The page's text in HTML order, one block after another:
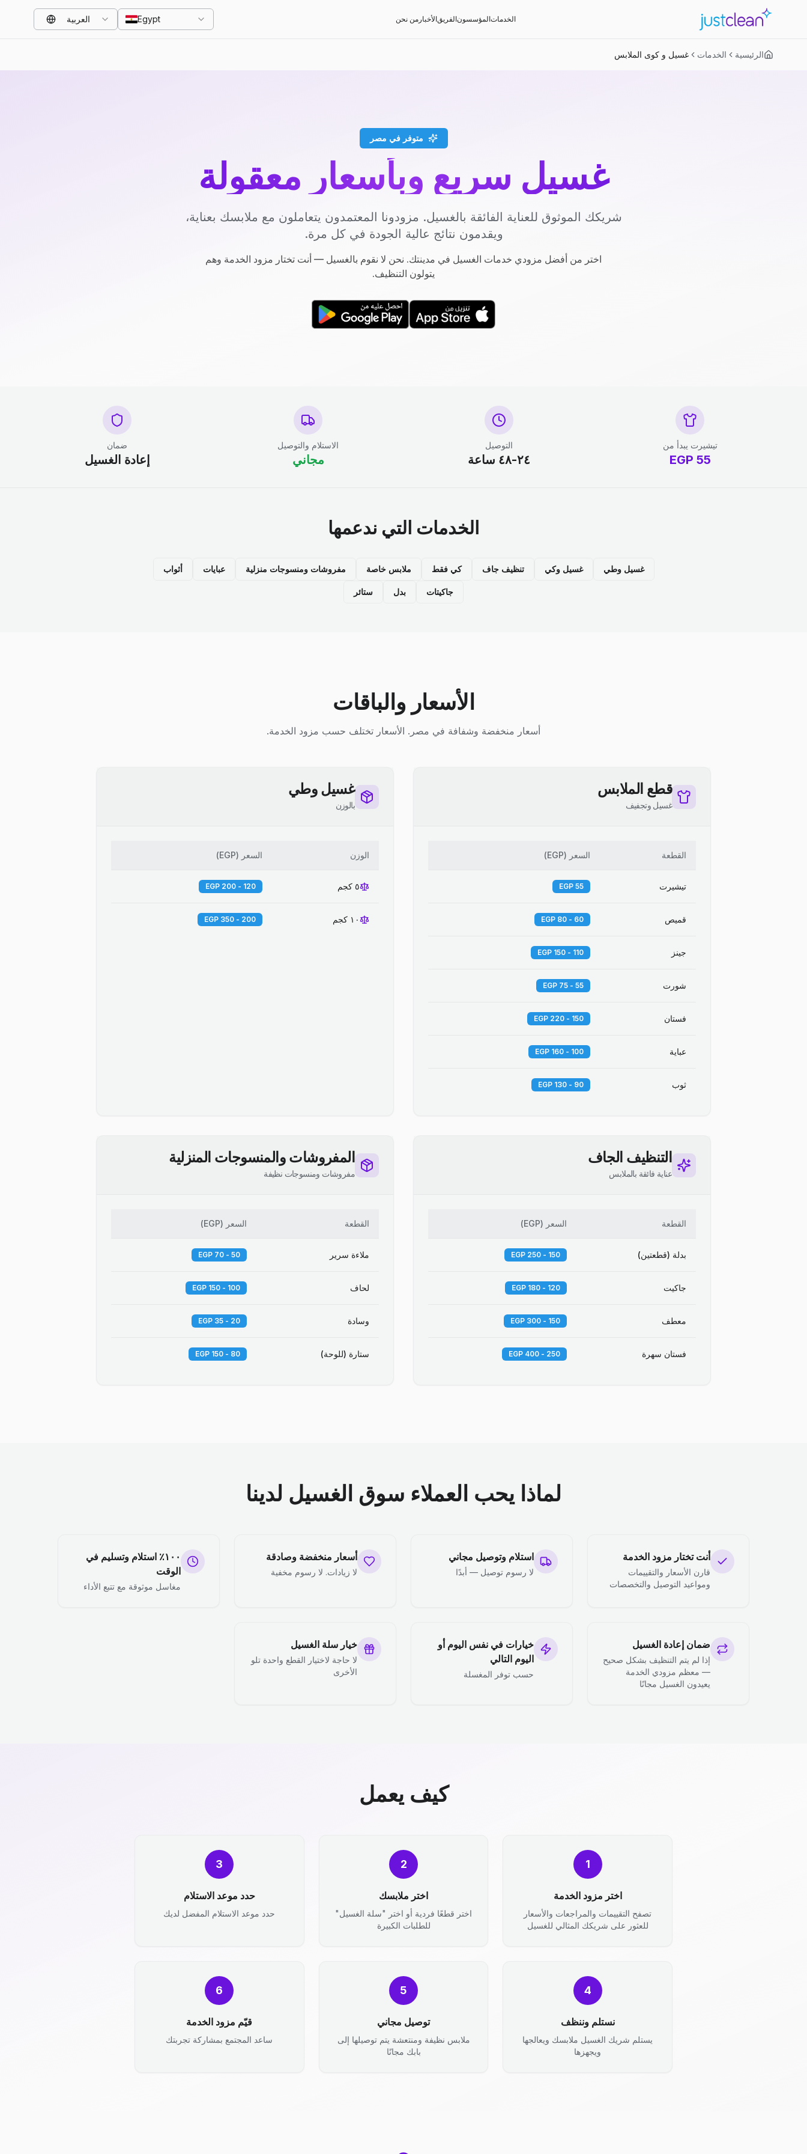
الخدماتالمؤسسونالفريقالأخبار من نحن Egypt العربية
الرئيسية الخدمات غسيل و كوى الملابس
متوفر في مصر
غسيل سريع وبأسعار معقولة
شريكك الموثوق للعناية الفائقة بالغسيل. مزودونا المعتمدون يتعاملون مع ملابسك بعناية،
ويقدمون نتائج عالية الجودة في كل مرة.
اختر من أفضل مزودي خدمات الغسيل في مدينتك. نحن لا نقوم بالغسيل — أنت تختار مزود الخدمة وهم
يتولون التنظيف.
تيشيرت يبدأ من
55
EGP
التوصيل
٢٤-٤٨ ساعة
الاستلام والتوصيل
مجاني
ضمان
إعادة الغسيل
الخدمات التي ندعمها
غسيل وطي غسيل وكي تنظيف جاف كي فقط ملابس خاصة مفروشات ومنسوجات منزلية عبايات أثواب
جاكيتات بدل ستائر
الأسعار والباقات
أسعار منخفضة وشفافة في مصر. الأسعار تختلف حسب مزود الخدمة.
قطع الملابس
غسيل وتجفيف
القطعة السعر (
EGP
)
تيشيرت 55 EGP
قميص 60 - 80 EGP
جينز 110 - 150 EGP
شورت 55 - 75 EGP
فستان 150 - 220 EGP
عباية 100 - 160 EGP
ثوب 90 - 130 EGP
غسيل وطي
بالوزن
الوزن السعر (
EGP
)
٥ كجم 120 - 200 EGP
١٠ كجم 200 - 350 EGP
التنظيف الجاف
عناية فائقة بالملابس
القطعة السعر (
EGP
)
بدلة (قطعتين) 150 - 250 EGP
جاكيت 120 - 180 EGP
معطف 150 - 300 EGP
فستان سهرة 250 - 400 EGP
المفروشات والمنسوجات المنزلية
مفروشات ومنسوجات نظيفة
القطعة السعر (
EGP
)
ملاءة سرير 50 - 70 EGP
لحاف 100 - 150 EGP
وسادة 20 - 35 EGP
ستارة (للوحة) 80 - 150 EGP
لماذا يحب العملاء سوق الغسيل لدينا
أنت تختار مزود الخدمة
قارن الأسعار والتقييمات
ومواعيد التوصيل والتخصصات
استلام وتوصيل مجاني
لا رسوم توصيل — أبدًا
أسعار منخفضة وصادقة
لا زيادات. لا رسوم مخفية
١٠٠٪ استلام وتسليم في
الوقت
مغاسل موثوقة مع تتبع الأداء
ضمان إعادة الغسيل
إذا لم يتم التنظيف بشكل صحيح
— معظم مزودي الخدمة
يعيدون الغسيل مجانًا
خيارات في نفس اليوم أو
اليوم التالي
حسب توفر المغسلة
خيار سلة الغسيل
لا حاجة لاختيار القطع واحدة تلو
الأخرى
كيف يعمل
1
اختر مزود الخدمة
تصفح التقييمات والمراجعات والأسعار
للعثور على شريكك المثالي للغسيل
2
اختر ملابسك
اختر قطعًا فردية أو اختر "سلة الغسيل"
للطلبات الكبيرة
3
حدد موعد الاستلام
حدد موعد الاستلام المفضل لديك
4
نستلم وننظف
يستلم شريك الغسيل ملابسك ويعالجها
ويجهزها
5
توصيل مجاني
ملابس نظيفة ومنتعشة يتم توصيلها إلى
بابك مجانًا
6
قيّم مزود الخدمة
ساعد المجتمع بمشاركة تجربتك